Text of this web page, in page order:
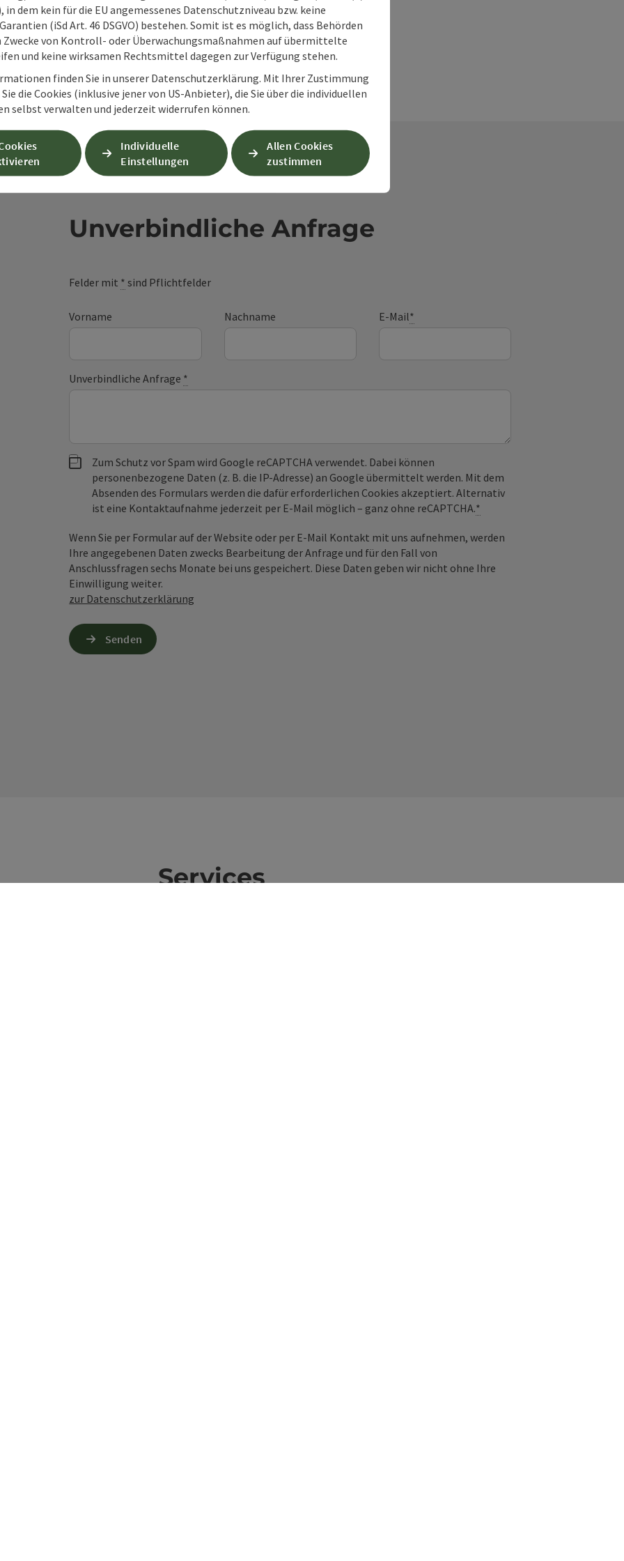
Unverbindliche Anfrage
Felder mit * sind Pflichtfelder
Vorname Nachname E-Mail*
Unverbindliche Anfrage *
Zum Schutz vor Spam wird Google reCAPTCHA verwendet. Dabei können
personenbezogene Daten (z. B. die IP-Adresse) an Google übermittelt werden. Mit dem
Absenden des Formulars werden die dafür erforderlichen Cookies akzeptiert. Alternativ
ist eine Kontaktaufnahme jederzeit per E-Mail möglich – ganz ohne reCAPTCHA.*
Wenn Sie per Formular auf der Website oder per E-Mail Kontakt mit uns aufnehmen, werden
Ihre angegebenen Daten zwecks Bearbeitung der Anfrage und für den Fall von
Anschlussfragen sechs Monate bei uns gespeichert. Diese Daten geben wir nicht ohne Ihre
Einwilligung weiter.
zur Datenschutzerklärung
Senden
Services
in dem kein für die EU angemessenes Datenschutzniveau bzw. keine
(iSd Art. 46 DSGVO) bestehen. Somit ist es möglich, dass Behörden
Zwecke von Kontroll- oder Überwachungsmaßnahmen auf übermittelte
und keine wirksamen Rechtsmittel dagegen zur Verfügung stehen.
finden Sie in unserer Datenschutzerklärung. Mit Ihrer Zustimmung
die Cookies (inklusive jener von US-Anbieter), die Sie über die individuellen
selbst verwalten und jederzeit widerrufen können.
Individuelle
Einstellungen
Allen Cookies
zustimmen